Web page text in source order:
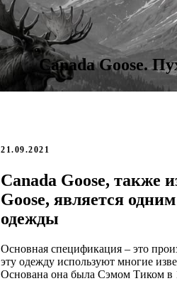
Canada Goose.
21.09.2021
Canada Goose, также
Goose, является
одежды
Основная спецификация – это
эту одежду используют многие
Основана она была Сэмом Тиком в